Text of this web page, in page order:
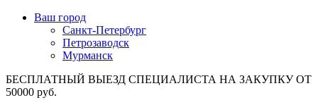
Ваш город
Санкт-Петербург
Петрозаводск
Мурманск
БЕСПЛАТНЫЙ ВЫЕЗД СПЕЦИАЛИСТА НА ЗАКУПКУ ОТ
50000 руб.